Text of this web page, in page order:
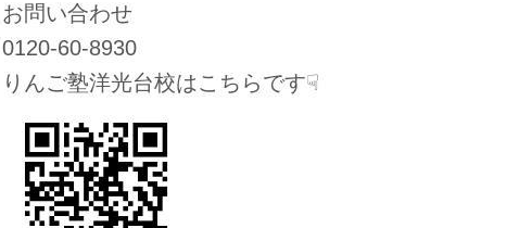
お問い合わせ
0120-60-8930
りんご塾洋光台校はこちらです☟